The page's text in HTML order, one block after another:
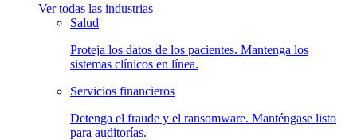
Ver todas las industrias
Salud
Proteja los datos de los pacientes. Mantenga los
sistemas clínicos en línea.
Servicios financieros
Detenga el fraude y el ransomware. Manténgase listo
para auditorías.